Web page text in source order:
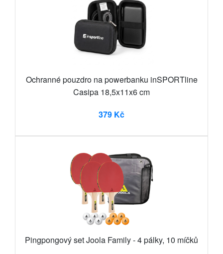
Ochranné pouzdro na powerbanku inSPORTline
Casipa 18,5x11x6 cm
379 Kč
Pingpongový set Joola Family - 4 pálky, 10 míčků